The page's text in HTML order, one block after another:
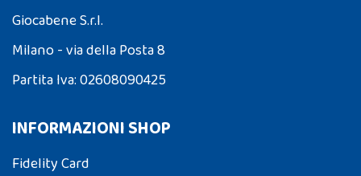
Giocabene S.r.l.
Milano - via della Posta 8
Partita Iva: 02608090425
INFORMAZIONI SHOP
Fidelity Card